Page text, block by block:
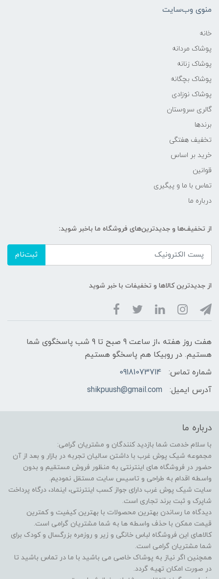
منوی وب‌سایت
خانه
پوشاک مردانه
پوشاک زنانه
پوشاک بچگانه
پوشاک نوزادی
گالری سروستان
برندها
تخفیف هفتگی
خرید بر اساس
قوانین
تماس با ما و پیگیری
درباره ما
از تخفیف‌ها و جدیدترین‌های فروشگاه ما باخبر شوید:
ثبت‌نام
از جدیدترین کالاها و تخفیفات با خبر شوید
هفت روز هفته ،از ساعت 9 صبح تا 9 شب پاسخگوی شما
هستیم. در روبیکا هم پاسخگو هستیم
شماره تماس:
09181073714
آدرس ایمیل:
shikpuush@gmail.com
درباره ما
با سلام خدمت شما بازدید کنندگان و مشتریان گرامی:
مجموعه شیک پوش غرب با داشتن سالیان تجربه در بازار و بعد از آن
حضور در فروشگاه های اینترنتی به منظور فروش مستقیم و بدون
واسطه اقدام به طراحی و تاسیس سایت مستقل نمودیم.
سایت شیک پوش غرب دارای جواز کسب اینترنتی، اینماد، درگاه پرداخت
شاپرک و ثبت برند تجاری است.
دیدگاه ما رساندن بهترین محصولات با بهترین کیفیت و کمترین
قیمت ممکن با حذف واسطه ها به شما مشتریان گرامی است.
کالاهای این فروشگاه لباس خانگی و زیر و روزمره بزرگسال و کودک برای
شما مشتریان گرامی است.
همچنین اگر نیاز به پوشاک خاصی می باشید با ما در تماس باشید تا
در صورت امکان تهیه گردد.